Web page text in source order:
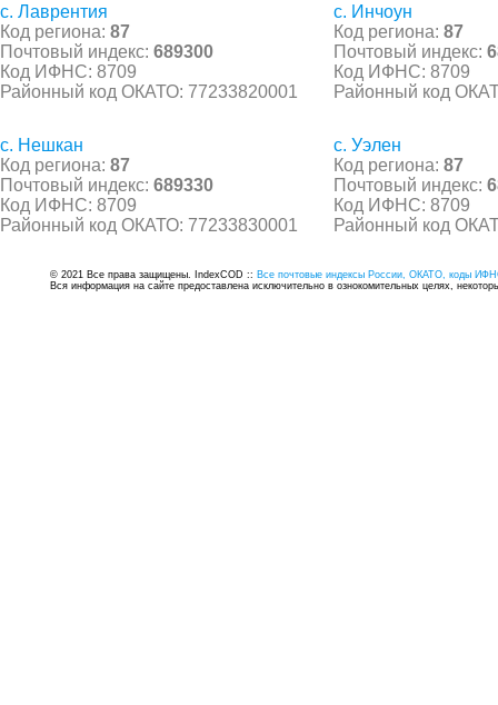
с. Лаврентия
Код региона: 87
Почтовый индекс: 689300
Код ИФНС: 8709
Районный код ОКАТО: 77233820001
с. Инчоун
Код региона: 87
Почтовый индекс:
Код ИФНС: 8709
Районный код
с. Нешкан
Код региона: 87
Почтовый индекс: 689330
Код ИФНС: 8709
Районный код ОКАТО: 77233830001
с. Уэлен
Код региона: 87
Почтовый индекс:
Код ИФНС: 8709
Районный код
© 2021 Все права защищены. IndexCOD :: Все почтовые индексы России, ОКАТО, коды
Вся информация на сайте предоставлена исключительно в ознокомительных целях,